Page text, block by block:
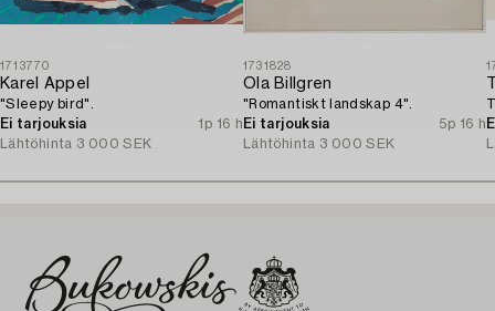
1713770
Karel Appel
"Sleepy bird".
Ei tarjouksia
1p 16 h
Lähtöhinta 3 000 SEK
1731828
Ola Billgren
"Romantiskt landskap 4".
Ei tarjouksia
5p 16 h
Lähtöhinta 3 000 SEK